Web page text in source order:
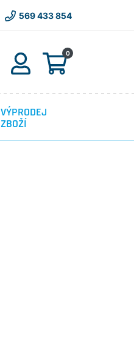
569 433 854
0
VÝPRODEJ
ZBOŽÍ